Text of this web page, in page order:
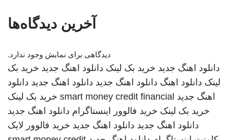
آخرین دیدگاه‌ها
دیدگاهی برای نمایش وجود ندارد.
دانلود اهنگ جدید خرید بک لینک دانلود اهنگ جدید خرید بک
لینک دانلود اهنگ دانلود اهنگ جدید دانلود اهنگ جدید دانلود
اهنگ جدید smart money credit financial خرید بک لینک
خرید بک لینک خرید فالوور اینستاگرام دانلود اهنگ جدید
دانلود اهنگ جدید دانلود اهنگ جدید خرید فالوور لایک